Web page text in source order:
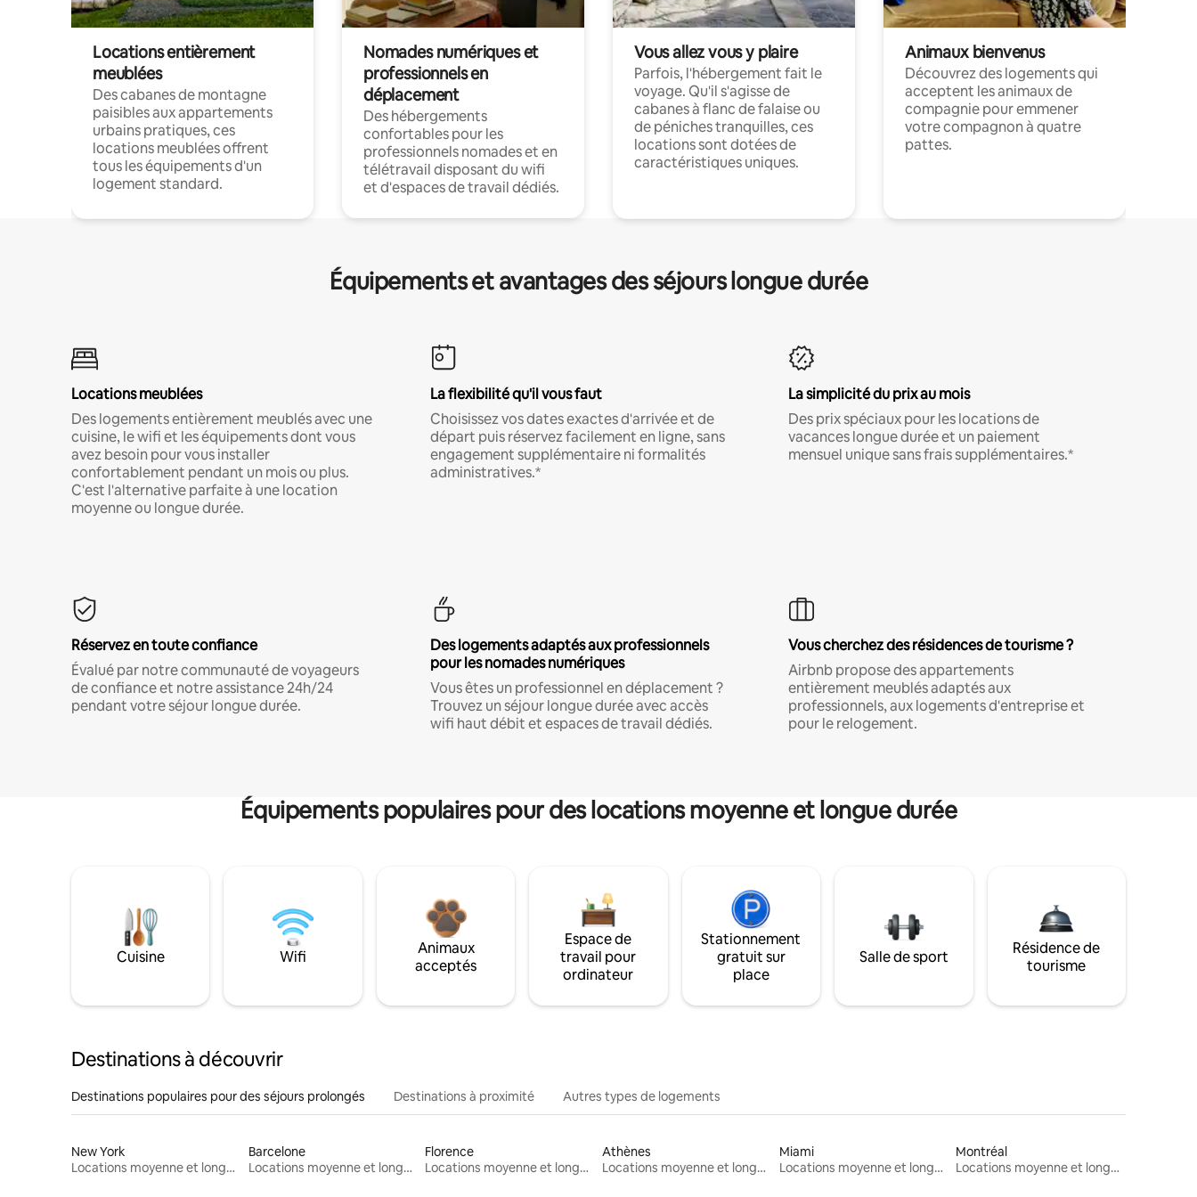
Locations entièrement
meublées
Des cabanes de montagne
paisibles aux appartements
urbains pratiques, ces
locations meublées offrent
tous les équipements d'un
logement standard.
Nomades numériques et
professionnels en
déplacement
Des hébergements
confortables pour les
professionnels nomades et en
télétravail disposant du wifi
et d'espaces de travail dédiés.
Vous allez vous y plaire
Parfois, l'hébergement fait le
voyage. Qu'il s'agisse de
cabanes à flanc de falaise ou
de péniches tranquilles, ces
locations sont dotées de
caractéristiques uniques.
Animaux bienvenus
Découvrez des logements qui
acceptent les animaux de
compagnie pour emmener
votre compagnon à quatre
pattes.
Équipements et avantages des séjours longue durée
Locations meublées
Des logements entièrement meublés avec une
cuisine, le wifi et les équipements dont vous
avez besoin pour vous installer
confortablement pendant un mois ou plus.
C'est l'alternative parfaite à une location
moyenne ou longue durée.
La flexibilité qu'il vous faut
Choisissez vos dates exactes d'arrivée et de
départ puis réservez facilement en ligne, sans
engagement supplémentaire ni formalités
administratives.*
La simplicité du prix au mois
Des prix spéciaux pour les locations de
vacances longue durée et un paiement
mensuel unique sans frais supplémentaires.*
Réservez en toute confiance
Évalué par notre communauté de voyageurs
de confiance et notre assistance 24h/24
pendant votre séjour longue durée.
Des logements adaptés aux professionnels
pour les nomades numériques
Vous êtes un professionnel en déplacement ?
Trouvez un séjour longue durée avec accès
wifi haut débit et espaces de travail dédiés.
Vous cherchez des résidences de tourisme ?
Airbnb propose des appartements
entièrement meublés adaptés aux
professionnels, aux logements d'entreprise et
pour le relogement.
Équipements populaires pour des locations moyenne et longue durée
Cuisine Wifi
Animaux
acceptés
Espace de
travail pour
ordinateur
Stationnement
gratuit sur
place
Salle de sport
Résidence de
tourisme
Destinations à découvrir
Destinations populaires pour des séjours prolongés Destinations à proximité Autres types de logements
New York
Locations moyenne et longue durée
Barcelone
Locations moyenne et longue durée
Florence
Locations moyenne et longue durée
Athènes
Locations moyenne et longue durée
Miami
Locations moyenne et longue durée
Montréal
Locations moyenne et longue durée